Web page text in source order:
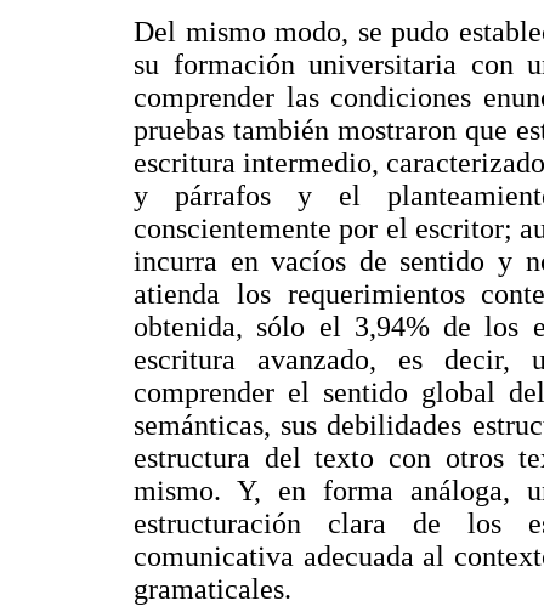
Del mismo modo, se pudo
su formación universitaria con
comprender las condiciones
pruebas también mostraron que
escritura intermedio,
y párrafos y el
conscientemente por el escritor;
incurra en vacíos de sentido y
atienda los requerimientos
obtenida, sólo el 3,94% de los
escritura avanzado, es
comprender el sentido global
semánticas, sus debilidades
estructura del texto con otros
mismo. Y, en forma análoga,
estructuración clara de los
comunicativa adecuada al
gramaticales.